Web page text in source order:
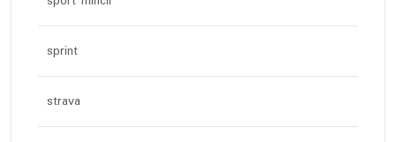
sprint
strava